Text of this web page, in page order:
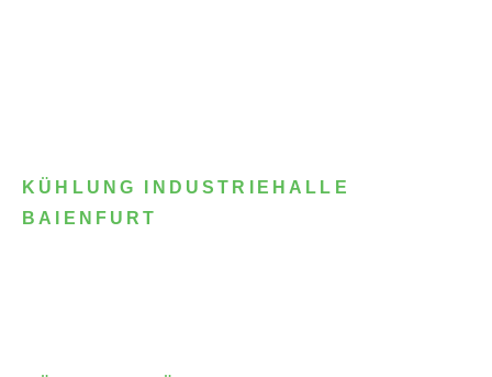
KÜHLUNG INDUSTRIEHALLE
BAIENFURT